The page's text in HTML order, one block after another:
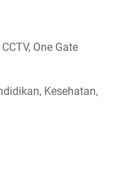
One Gate
Kesehatan,